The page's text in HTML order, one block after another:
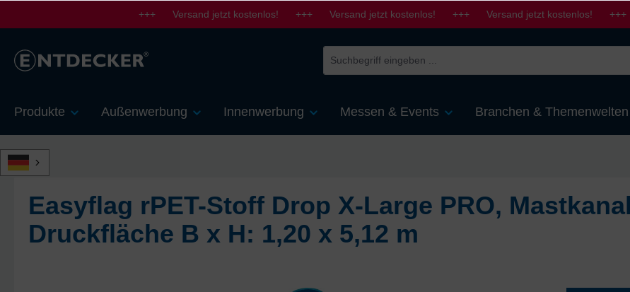
Zur Hauptnavigation springen+++ Versand jetzt kostenlos! +++ Versand jetzt kostenlos! +++ Versand jetzt kostenlos!
Produkte Außenwerbung Innenwerbung Messen & Events Branchen & Themenwelten
Easyflag rPET-Stoff Drop X-Large PRO,
Druckfläche B x H: 1,20 x 5,12 m